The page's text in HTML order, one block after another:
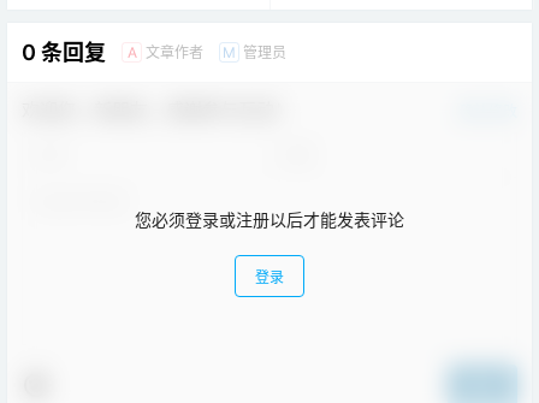
0 条回复 A 文章作者 M 管理员
您必须登录或注册以后才能发表评论
登录